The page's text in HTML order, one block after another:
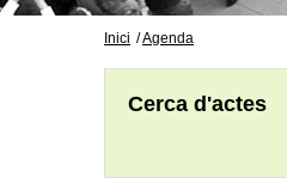
Inici Agenda
Cerca d'actes